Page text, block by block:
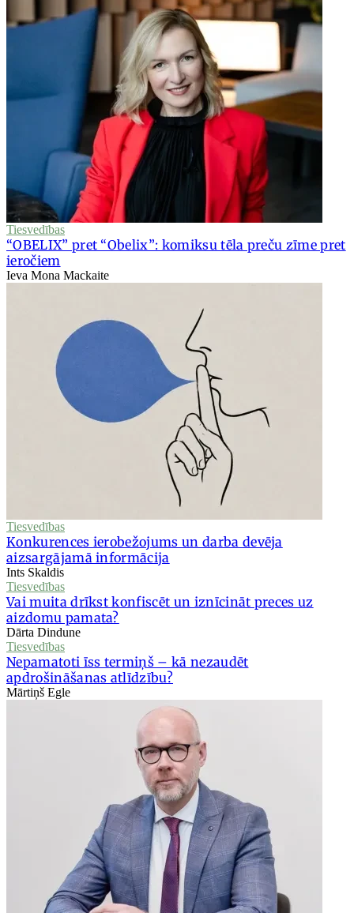
Tiesvedības
“OBELIX” pret “Obelix”: komiksu tēla preču zīme pret
ieročiem
Ieva Mona Mackaite
Tiesvedības
Konkurences ierobežojums un darba devēja
aizsargājamā informācija
Ints Skaldis
Tiesvedības
Vai muita drīkst konfiscēt un iznīcināt preces uz
aizdomu pamata?
Dārta Dindune
Tiesvedības
Nepamatoti īss termiņš – kā nezaudēt
apdrošināšanas atlīdzību?
Mārtiņš Egle